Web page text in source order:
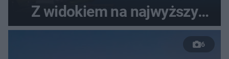
Z widokiem na najwyższy
szczyt Gór Świętokrzyskich
6